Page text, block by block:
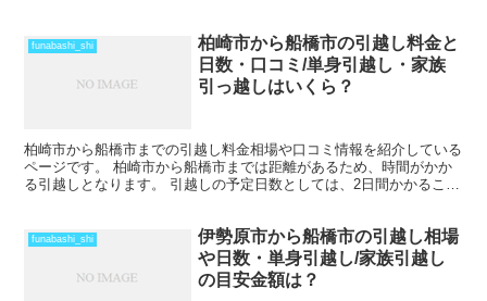
funabashi_shi
柏崎市から船橋市の引越し料金と
日数・口コミ/単身引越し・家族
引っ越しはいくら？
柏崎市から船橋市までの引越し料金相場や口コミ情報を紹介している
ページです。 柏崎市から船橋市までは距離があるため、時間がかか
る引越しとなります。 引越しの予定日数としては、2日間かかること
funabashi_shi
伊勢原市から船橋市の引越し相場
や日数・単身引越し/家族引越し
の目安金額は？